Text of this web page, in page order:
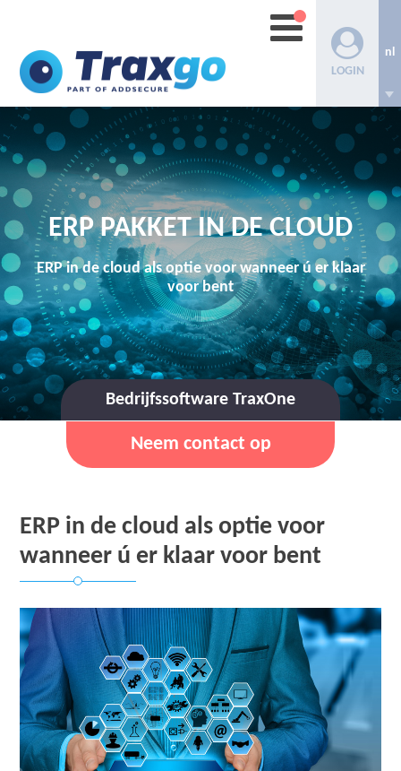
LOGIN
nl
ERP PAKKET IN DE CLOUD
ERP in de cloud als optie voor wanneer ú er klaar
voor bent
Bedrijfssoftware TraxOne
Neem contact op
ERP in de cloud als optie voor
wanneer ú er klaar voor bent